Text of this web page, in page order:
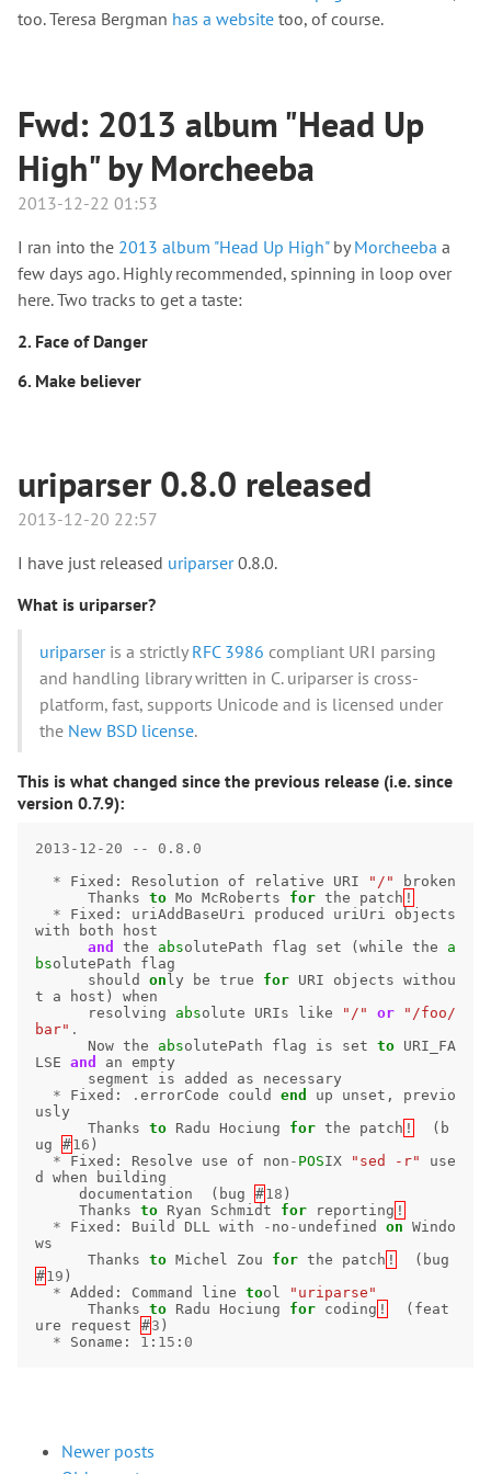
too. Teresa Bergman has a website too, of course.
Fwd: 2013 album "Head Up
High" by Morcheeba
2013-12-22 01:53
I ran into the 2013 album "Head Up High"byMorcheeba a
few days ago. Highly recommended, spinning in loop over
here. Two tracks to get a taste:
2. Face of Danger
6. Make believer
uriparser 0.8.0 released
2013-12-20 22:57
I have just released uriparser0.8.0.
What is uriparser?
uriparseris a strictly RFC 3986 compliant URI parsing
and handling library written in C. uriparser is cross-
platform, fast, supports Unicode and is licensed under
the New BSD license.
This is what changed since the previous release (i.e. since
version 0.7.9):
2013 - 12 - 20 --
0.8.0
*
Fixed : Resolution of relative URI "/"
broken
Thanks to Mo McRoberts for the patch !
*
Fixed : uriAddBaseUri produced uriUri
objects
with
both
host
and
the absolutePath flag set (while the
a
bsolutePath
flag
should
only be true for URI objects withou
t
a host )
when
resolving
absolute URIs like "/" or
"/foo/
bar" .
Now the absolutePath flag is set to URI_FA
LSE and an empty
segment
is added as
necessary
*
Fixed : . errorCode could end up unset ,
previo
usly
Thanks to Radu Hociung for the patch ! ( b
ug
#16 )
*
Fixed : Resolve use of non - POSIX "sed -r"
use
d
when
building
documentation
( bug #18 )
Thanks to Ryan Schmidt for reporting !
*
Fixed : Build DLL with - no - undefined on Windo
ws
Thanks to Michel Zou for the patch ! ( bug
#19 )
* Added : Command line tool
"uriparse"
Thanks to Radu Hociung for coding ! ( feat
ure
request #3 )
*
Soname : 1 : 15 : 0
Newer posts